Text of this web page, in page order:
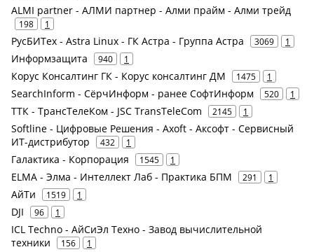
ALMI partner - АЛМИ партнер - Алми прайм - Алми трейд
198 1
РусБИТех - Astra Linux - ГК Астра - Группа Астра 3069 1
Информзащита 940 1
Корус Консалтинг ГК - Корус консалтинг ДМ 1475 1
SearchInform - СёрчИнформ - ранее СофтИнформ 520 1
ТТК - ТрансТелеКом - JSC TransTeleCom 2145 1
Softline - Цифровые Решения - Axoft - Аксофт - Сервисный
ИТ-дистрибутор
432 1
Галактика - Корпорация 1545 1
ELMA - Элма - Интеллект Лаб - Практика БПМ 291 1
АйТи 1519 1
DJI 96 1
ICL Techno - АйСиЭл Техно - Завод вычислительной
техники
156 1